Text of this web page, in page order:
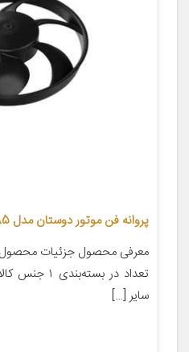
پروانه فن موتور دوستان مدل 3285 مناسب برای پژو 405
سایر […]